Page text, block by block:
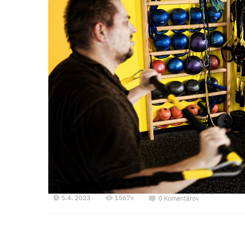
5.4. 2023 1567x 0 Komentárov